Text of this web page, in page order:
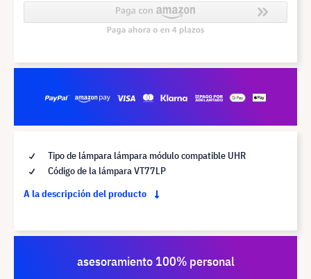
Tipo de lámpara lámpara módulo compatible UHR
Código de la lámpara VT77LP
A la descripción del producto
asesoramiento 100% personal